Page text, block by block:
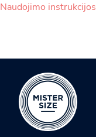
Naudojimo instrukcijos